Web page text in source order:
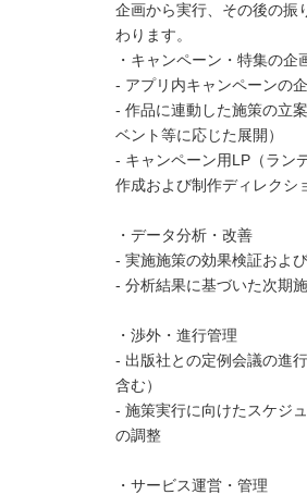
企画から実行、その後の振
わります。
・キャンペーン・特集の企
- アプリ内キャンペーンの
- 作品に連動した施策の立
ベント等に応じた展開）
- キャンペーン用LP（ラン
作成および制作ディレクシ
・データ分析・改善
- 実施施策の効果検証およ
- 分析結果に基づいた次期
・渉外・進行管理
- 出版社との定例会議の進
含む）
- 施策実行に向けたスケジ
の調整
・サービス運営・管理